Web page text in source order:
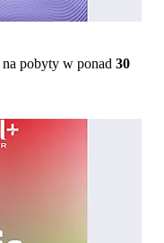
na pobyty w ponad 30